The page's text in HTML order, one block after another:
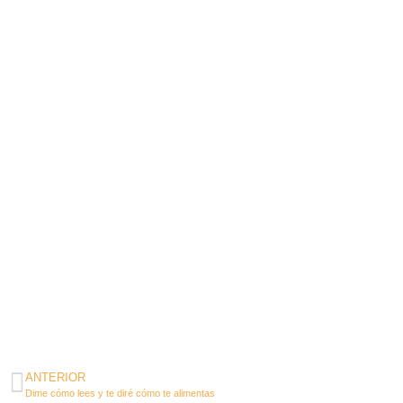
ANTERIOR
Dime cómo lees y te diré cómo te alimentas